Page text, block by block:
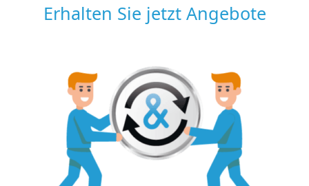
Erhalten Sie jetzt Angebote